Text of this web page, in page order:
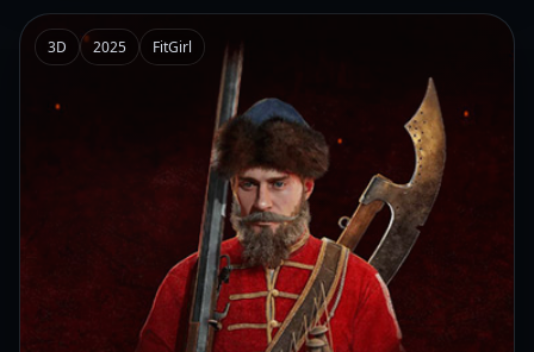
3D 2025 FitGirl